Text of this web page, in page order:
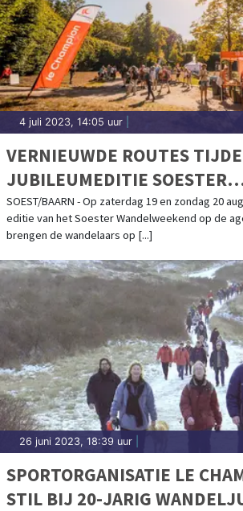
4 juli 2023, 14:05 uur
VERNIEUWDE ROUTES
JUBILEUMEDITIE SOESTER
WANDELWEEKEND
SOEST/BAARN - Op zaterdag 19 en zondag 20
editie van het Soester Wandelweekend op de
brengen de wandelaars op [...]
26 juni 2023, 18:39 uur
SPORTORGANISATIE LE
STIL BIJ 20-JARIG